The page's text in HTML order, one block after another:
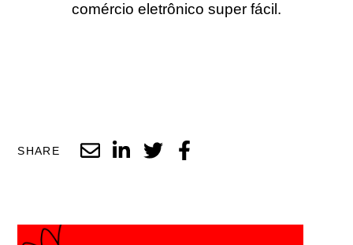
comércio eletrônico super fácil.
SHARE